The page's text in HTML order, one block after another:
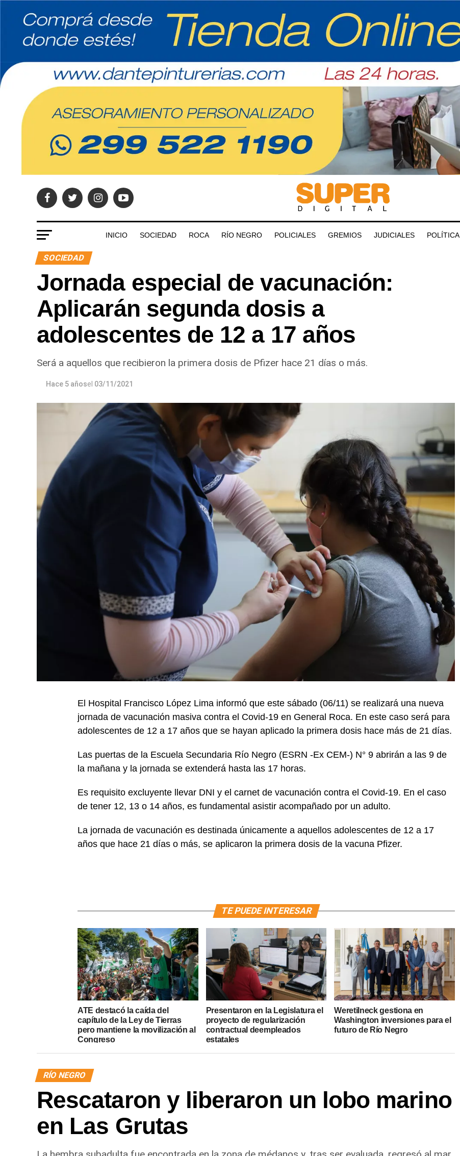
INICIO SOCIEDAD ROCA RÍO NEGRO POLICIALES GREMIOS JUDICIALES POLÍTICA
SOCIEDAD
Jornada especial de vacunación:
Aplicarán segunda dosis a
adolescentes de 12 a 17 años
Será a aquellos que recibieron la primera dosis de Pfizer hace 21 días o más.
Hace 5 añosel 03/11/2021
El Hospital Francisco López Lima informó que este sábado (06/11) se realizará una nueva
jornada de vacunación masiva contra el Covid-19 en General Roca. En este caso será para
adolescentes de 12 a 17 años que se hayan aplicado la primera dosis hace más de 21 días.
Las puertas de la Escuela Secundaria Río Negro (ESRN -Ex CEM-) N° 9 abrirán a las 9 de
la mañana y la jornada se extenderá hasta las 17 horas.
Es requisito excluyente llevar DNI y el carnet de vacunación contra el Covid-19. En el caso
de tener 12, 13 o 14 años, es fundamental asistir acompañado por un adulto.
La jornada de vacunación es destinada únicamente a aquellos adolescentes de 12 a 17
años que hace 21 días o más, se aplicaron la primera dosis de la vacuna Pfizer.
TE PUEDE INTERESAR
ATE destacó la caída del
capítulo de la Ley de Tierras
pero mantiene la movilización al
Congreso
Presentaron en la Legislatura el
proyecto de regularización
contractual deempleados
estatales
Weretilneck gestiona en
Washington inversiones para el
futuro de Río Negro
RÍO NEGRO
Rescataron y liberaron un lobo marino
en Las Grutas